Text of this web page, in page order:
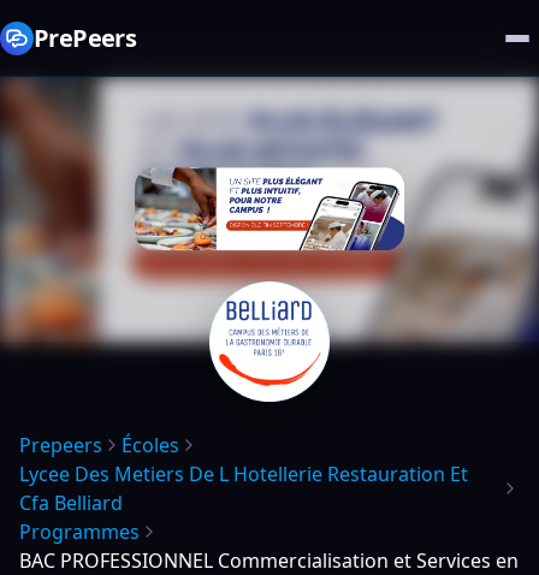
PrePeers
Prepeers
Écoles
Lycee Des Metiers De L Hotellerie Restauration Et
Cfa Belliard
Programmes
BAC PROFESSIONNEL Commercialisation et Services en